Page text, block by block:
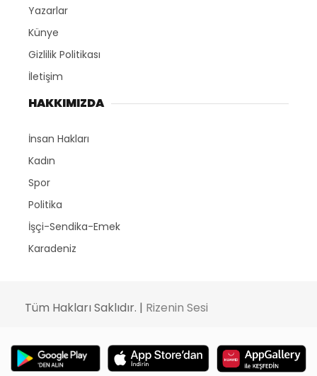
Yazarlar
Künye
Gizlilik Politikası
İletişim
HAKKIMIZDA
İnsan Hakları
Kadın
Spor
Politika
İşçi-Sendika-Emek
Karadeniz
Tüm Hakları Saklıdır. | Rizenin Sesi